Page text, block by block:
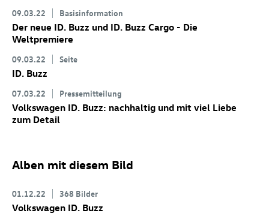
09.03.22 Basisinformation
Der neue ID. Buzz und ID. Buzz Cargo - Die
Weltpremiere
09.03.22 Seite
ID. Buzz
07.03.22 Pressemitteilung
Volkswagen ID. Buzz: nachhaltig und mit viel Liebe
zum Detail
Alben mit diesem Bild
01.12.22 368 Bilder
Volkswagen ID. Buzz